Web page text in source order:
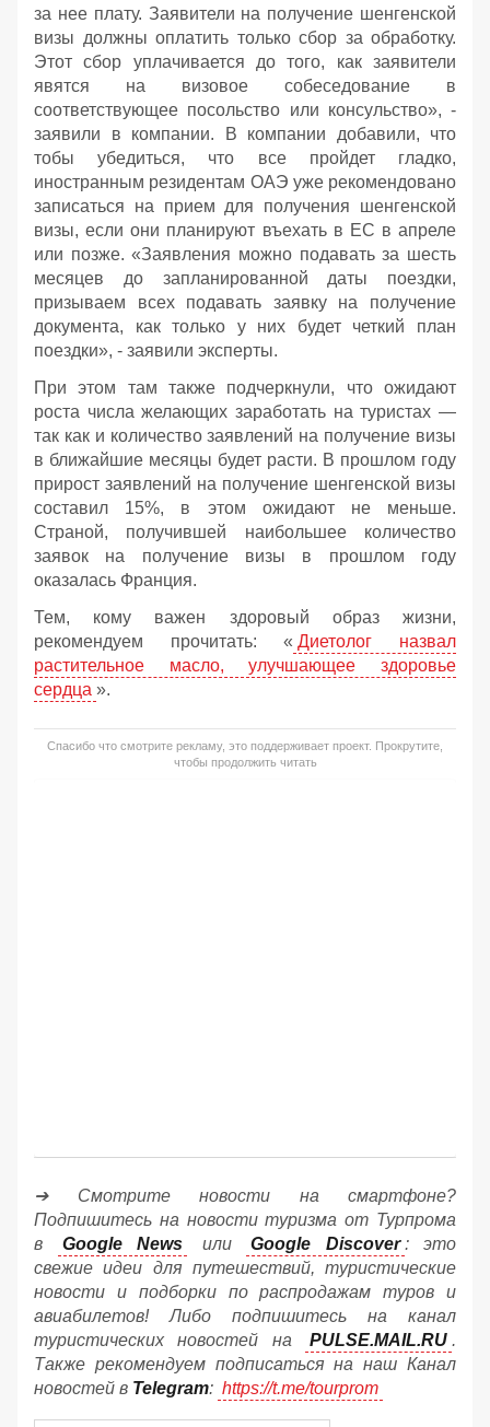
за нее плату. Заявители на получение шенгенской
визы должны оплатить только сбор за обработку.
Этот сбор уплачивается до того, как заявители
явятся на визовое собеседование в
соответствующее посольство или консульство», -
заявили в компании. В компании добавили, что
тобы убедиться, что все пройдет гладко,
иностранным резидентам ОАЭ уже рекомендовано
записаться на прием для получения шенгенской
визы, если они планируют въехать в ЕС в апреле
или позже. «Заявления можно подавать за шесть
месяцев до запланированной даты поездки,
призываем всех подавать заявку на получение
документа, как только у них будет четкий план
поездки», - заявили эксперты.
При этом там также подчеркнули, что ожидают
роста числа желающих заработать на туристах —
так как и количество заявлений на получение визы
в ближайшие месяцы будет расти. В прошлом году
прирост заявлений на получение шенгенской визы
составил 15%, в этом ожидают не меньше.
Страной, получившей наибольшее количество
заявок на получение визы в прошлом году
оказалась Франция.
Тем, кому важен здоровый образ жизни,
рекомендуем прочитать: « Диетолог назвал
растительное масло, улучшающее здоровье
сердца ».
Спасибо что смотрите рекламу, это поддерживает проект. Прокрутите,
чтобы продолжить читать
➔ Смотрите новости на смартфоне?
Подпишитесь на новости туризма от Турпрома
в
Google News или Google Discover : это
свежие идеи для путешествий, туристические
новости и подборки по распродажам туров и
авиабилетов! Либо подпишитесь на канал
туристических новостей на
PULSE.MAIL.RU .
Также рекомендуем подписаться на наш Канал
новостей в Telegram: https://t.me/tourprom